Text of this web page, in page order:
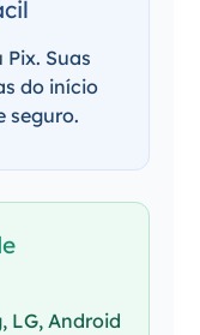
Suas
do início
seguro.
LG, Android